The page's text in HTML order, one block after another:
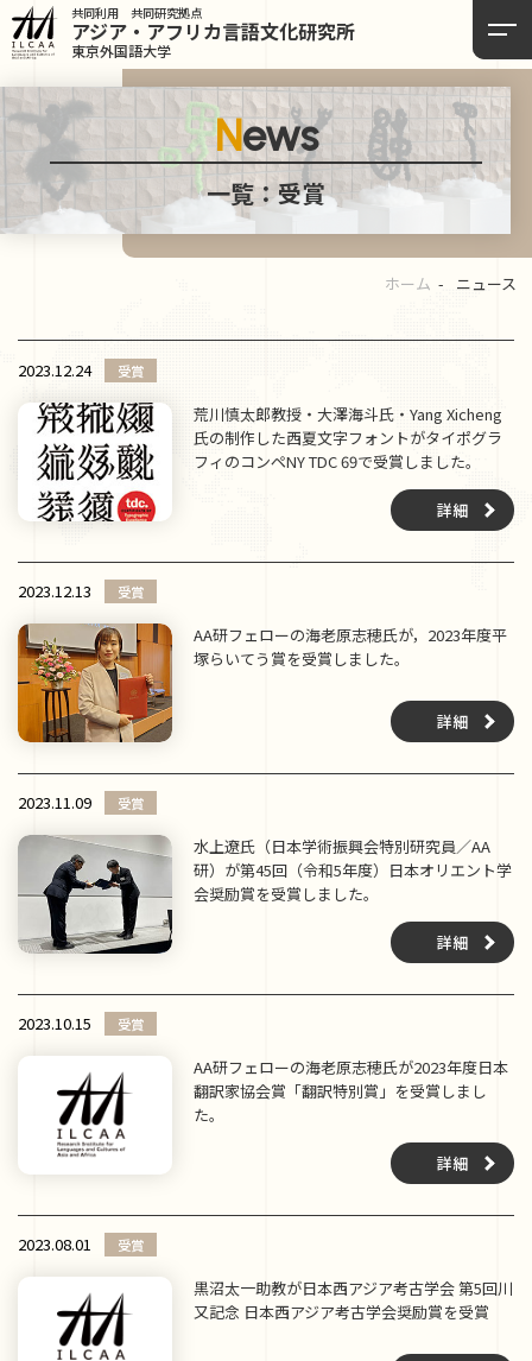
共同利用 共同研究拠点
アジア・アフリカ言語文化研究所
東京外国語大学
News
一覧：受賞
ホーム ニュース
2023.12.24 受賞
荒川慎太郎教授・大澤海斗氏・Yang Xicheng
氏の制作した西夏文字フォントがタイポグラ
フィのコンペNY TDC 69で受賞しました。
詳細
2023.12.13 受賞
AA研フェローの海老原志穂氏が，2023年度平
塚らいてう賞を受賞しました。
詳細
2023.11.09 受賞
水上遼氏（日本学術振興会特別研究員／AA
研）が第45回（令和5年度）日本オリエント学
会奨励賞を受賞しました。
詳細
2023.10.15 受賞
AA研フェローの海老原志穂氏が2023年度日本
翻訳家協会賞「翻訳特別賞」を受賞しまし
た。
詳細
2023.08.01 受賞
黒沼太一助教が日本西アジア考古学会 第5回川
又記念 日本西アジア考古学会奨励賞を受賞